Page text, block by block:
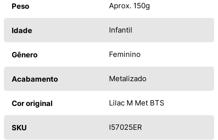
Peso Aprox. 150g
Idade Infantil
Gênero Feminino
Acabamento Metalizado
Cor original Lilac M Met BTS
SKU I57025ER